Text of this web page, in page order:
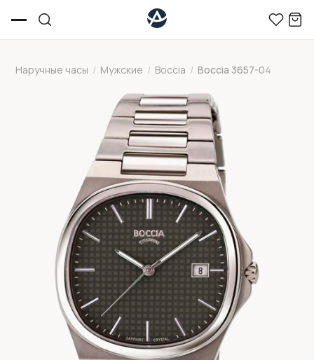
Наручные часы / Мужские / Boccia / Boccia 3657-04